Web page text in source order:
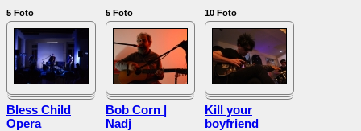
5 Foto 5 Foto 10 Foto
Bless Child
Opera
Bob Corn |
Nadj
Kill your
boyfriend